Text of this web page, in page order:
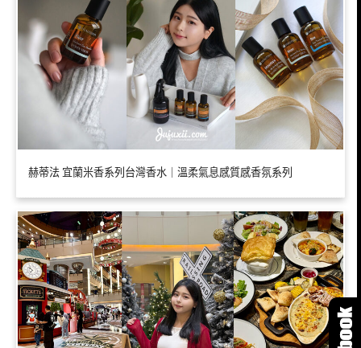
赫蒂法 宜蘭米香系列台灣香水｜溫柔氣息感質感香氛系列